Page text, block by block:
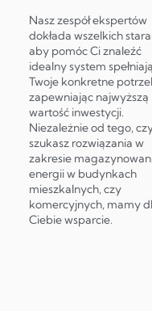
Nasz zespół ekspertów
dokłada wszelkich
aby pomóc Ci znaleźć
idealny system
Twoje konkretne
zapewniając najwyższą
wartość inwestycji.
Niezależnie od tego,
szukasz rozwiązania w
zakresie
energii w budynkach
mieszkalnych, czy
komercyjnych, mamy
Ciebie wsparcie.